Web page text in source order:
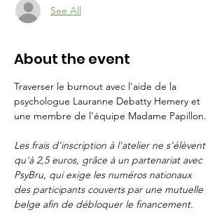
See All
About the event
Traverser le burnout avec l'aide de la
psychologue Lauranne Debatty Hemery et
une membre de l'équipe Madame Papillon.
Les frais d'inscription à l'atelier ne s'élèvent
qu'à 2,5 euros, grâce à un partenariat avec
PsyBru, qui exige les numéros nationaux
des participants couverts par une mutuelle
belge afin de débloquer le financement.